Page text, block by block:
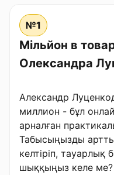
№1
Мільйон в
Олександра
Александр
миллион - бұл
арналған
Табысыңызды
келтіріп, тауарлық
шыққыңыз келе